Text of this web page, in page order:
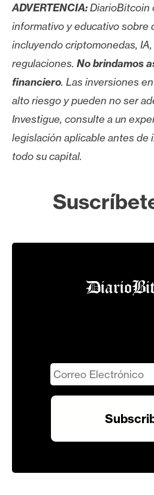
ADVERTENCIA:DiarioBitcoin
informativo y educativo sobre
incluyendo criptomonedas,
regulaciones. No brindamos
financiero. Las inversiones
alto riesgo y pueden no ser
Investigue, consulte a un
legislación aplicable antes de
todo su capital.